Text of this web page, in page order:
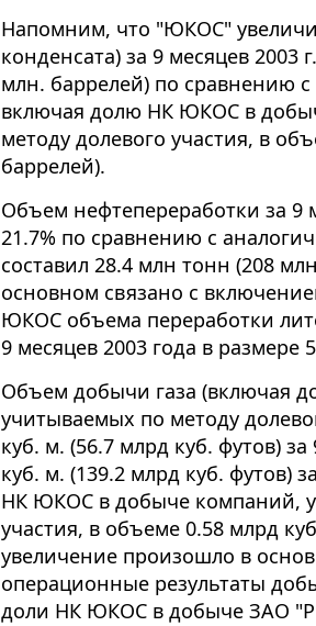
Напомним, что "ЮКОС"
конденсата) за 9 месяцев 2003
млн. баррелей) по сравнению
включая долю НК ЮКОС в
методу долевого участия, в
баррелей).
Объем нефтепереработки за 9
21.7% по сравнению с
составил 28.4 млн тонн (208
основном связано с
ЮКОС объема переработки
9 месяцев 2003 года в
Объем добычи газа (включая
учитываемых по методу
куб. м. (56.7 млрд куб. футов)
куб. м. (139.2 млрд куб. футов)
НК ЮКОС в добыче компаний,
участия, в объеме 0.58 млрд
увеличение произошло в
операционные результаты
доли НК ЮКОС в добыче ЗАО